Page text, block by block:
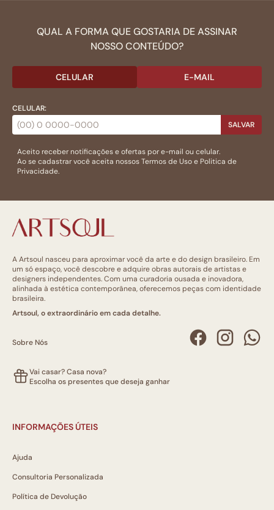
QUAL A FORMA QUE GOSTARIA DE ASSINAR
NOSSO CONTEÚDO?
CELULAR E-MAIL
CELULAR:
SALVAR
Aceito receber notificações e ofertas por e-mail ou celular.
Ao se cadastrar você aceita nossosTermos de Usoe Politica de
Privacidade.
A Artsoul nasceu para aproximar você da arte e do design brasileiro. Em
um só espaço, você descobre e adquire obras autorais de artistas e
designers independentes. Com uma curadoria ousada e inovadora,
alinhada à estética contemporânea, oferecemos peças com identidade
brasileira.
Artsoul, o extraordinário em cada detalhe.
Sobre Nós
Vai casar? Casa nova?
Escolha os presentes que deseja ganhar
INFORMAÇÕES ÚTEIS
Ajuda
Consultoria Personalizada
Política de Devolução